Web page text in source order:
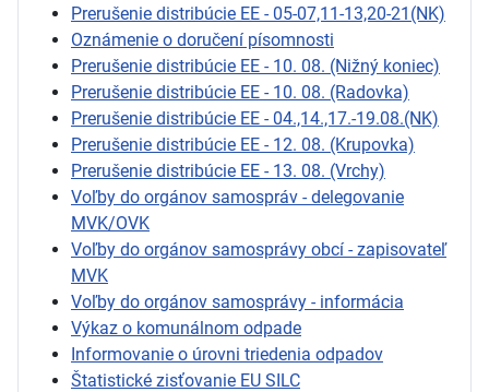
Prerušenie distribúcie EE - 05-07,11-13,20-21(NK)
Oznámenie o doručení písomnosti
Prerušenie distribúcie EE - 10. 08. (Nižný koniec)
Prerušenie distribúcie EE - 10. 08. (Radovka)
Prerušenie distribúcie EE - 04.,14.,17.-19.08.(NK)
Prerušenie distribúcie EE - 12. 08. (Krupovka)
Prerušenie distribúcie EE - 13. 08. (Vrchy)
Voľby do orgánov samospráv - delegovanie
MVK/OVK
Voľby do orgánov samosprávy obcí - zapisovateľ
MVK
Voľby do orgánov samosprávy - informácia
Výkaz o komunálnom odpade
Informovanie o úrovni triedenia odpadov
Štatistické zisťovanie EU SILC